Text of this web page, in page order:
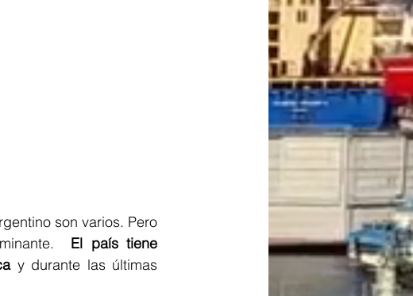
son varios. Pero
El país tiene
y durante las últimas